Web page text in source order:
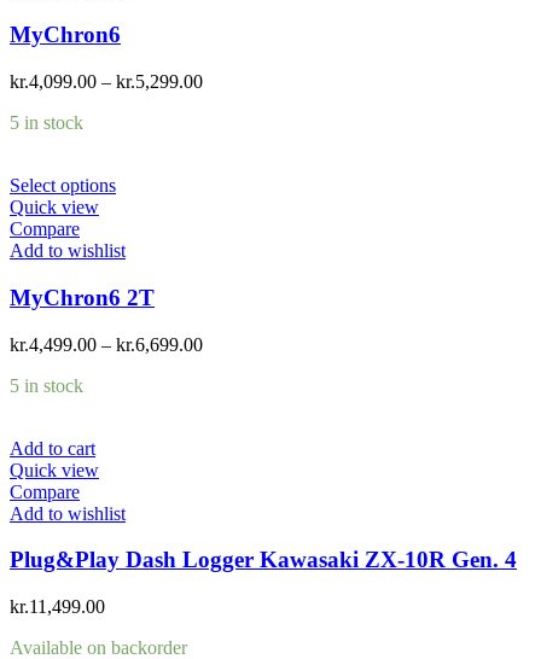
MyChron6
kr.4,099.00 – kr.5,299.00
5 in stock
Select options
Quick view
Compare
Add to wishlist
MyChron6 2T
kr.4,499.00 – kr.6,699.00
5 in stock
Add to cart
Quick view
Compare
Add to wishlist
Plug&Play Dash Logger Kawasaki ZX-10R Gen. 4
kr.11,499.00
Available on backorder